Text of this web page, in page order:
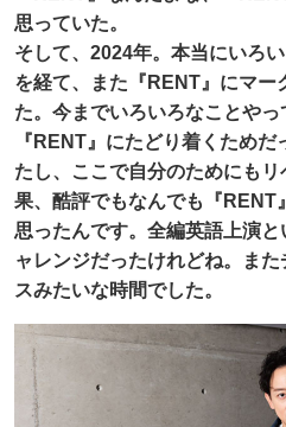
思っていた。
そして、2024年。本当にいろ
を経て、また『RENT』にマー
た。今までいろいろなことや
『RENT』にたどり着くため
たし、ここで自分のためにも
果、酷評でもなんでも『RENT
思ったんです。全編英語上演
ャレンジだったけれどね。ま
スみたいな時間でした。